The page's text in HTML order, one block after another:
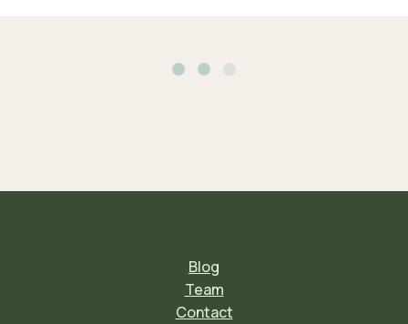
Blog
Team
Contact